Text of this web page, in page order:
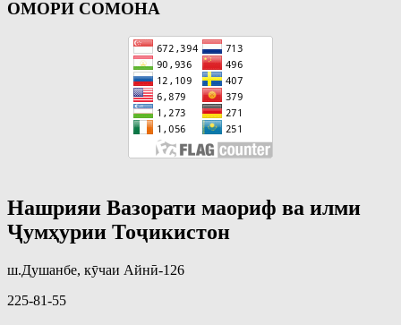
ОМОРИ СОМОНА
Нашрияи Вазорати маориф ва илми
Ҷумҳурии Тоҷикистон
ш.Душанбе, кӯчаи Айнӣ-126
225-81-55